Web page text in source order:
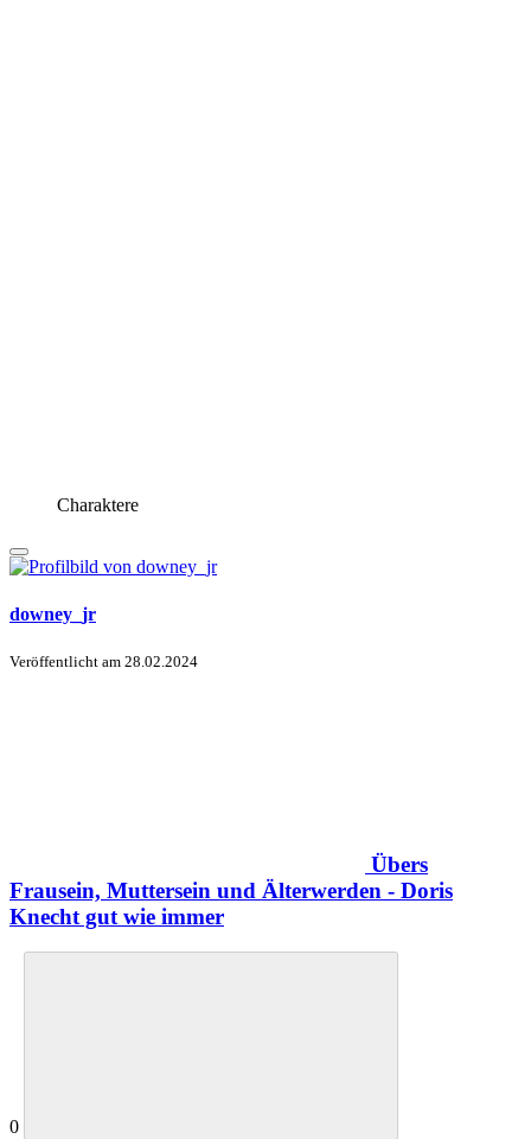
Charaktere
downey_jr
Veröffentlicht am 28.02.2024
Übers
Frausein, Muttersein und Älterwerden - Doris
Knecht gut wie immer
0